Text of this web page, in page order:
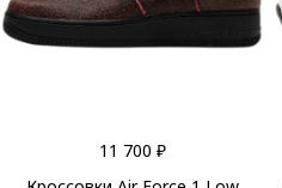
11 700 ₽